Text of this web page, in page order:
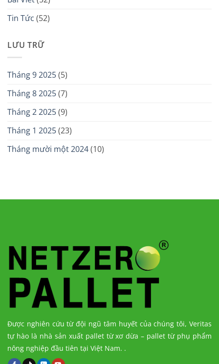
Tin Tức (52)
LƯU TRỮ
Tháng 9 2025(5)
Tháng 8 2025(7)
Tháng 2 2025(9)
Tháng 1 2025(23)
Tháng mười một 2024(10)
Được nghiên cứu từ đội ngũ tâm huyết của chúng tôi, Veritas
tự hào là nhà sản xuất pallet từ xơ dừa – pallet từ phụ phẩm
nông nghiệp đầu tiên tại Việt Nam. .